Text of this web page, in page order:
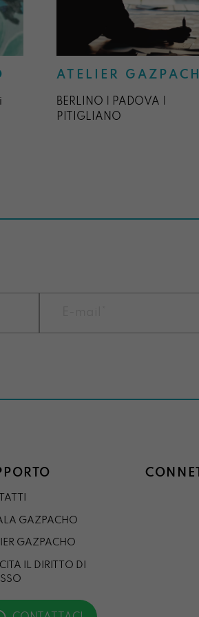
ATELIER
BERLINO | PADOVA |
PITIGLIANO
GAZPACHO
GAZPACHO
IL DIRITTO DI